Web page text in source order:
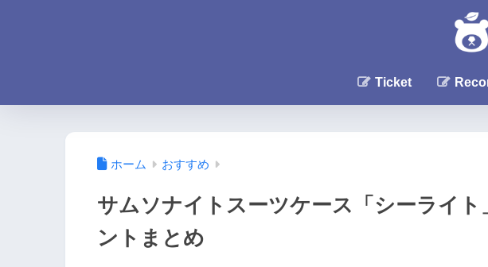
Ticket
ホーム おすすめ
サムソナイトスーツケース「シーライト
ントまとめ